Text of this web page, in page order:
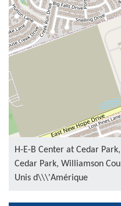
H-E-B Center at Cedar
Cedar Park, Williamson
Unis d\\\'Amérique